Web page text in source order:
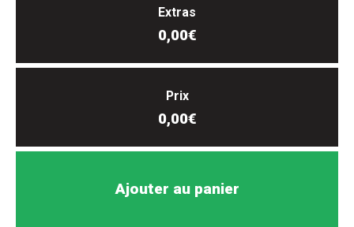
Extras
0,00€
Prix
0,00€
Ajouter au panier